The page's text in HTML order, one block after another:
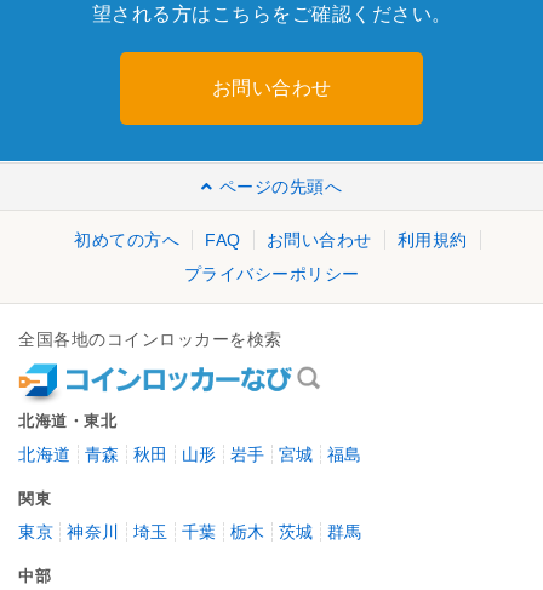
望される方はこちらをご確認ください。
お問い合わせ
ページの先頭へ
初めての方へ FAQ お問い合わせ
利用規約
プライバシーポリシー
全国各地のコインロッカーを検索
北海道・東北
北海道 青森 秋田 山形 岩手 宮城 福島
関東
東京 神奈川 埼玉 千葉 栃木 茨城 群馬
中部